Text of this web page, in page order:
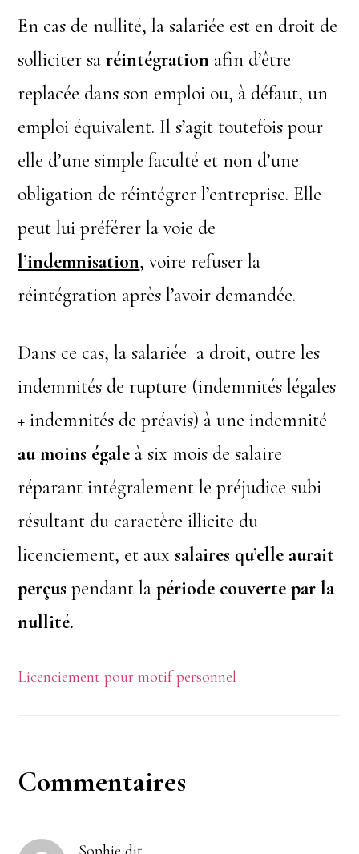
En cas de nullité, la salariée est en droit de
solliciter saréintégration afin d’être
replacée dans son emploi ou, à défaut, un
emploi équivalent. Il s’agit toutefois pour
elle d’une simple faculté et non d’une
obligation de réintégrer l’entreprise. Elle
peut lui préférer la voie de
l’indemnisation, voire refuser la
réintégration après l’avoir demandée.
Dans ce cas, la salariée a droit, outre les
indemnités de rupture (indemnités légales
+ indemnités de préavis) à une indemnité
au moins égale à six mois de salaire
réparant intégralement le préjudice subi
résultant du caractère illicite du
licenciement, et aux salaires qu’elle aurait
perçus pendant lapériode couverte par la
nullité.
Licenciement pour motif personnel
Interactions
Commentaires